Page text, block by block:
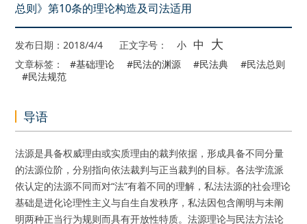
总则》第10条的理论构造及司法适用
发布日期：2018/4/4 正文字号： 小 中 大
文章标签： #基础理论 #民法的渊源 #民法典
#民法总则
#民法规范
导语
法源是具备权威理由或实质理由的裁判依据，形成具备不同分量
的法源位阶，分别指向依法裁判与正当裁判的目标。各法学流派
依认定的法源不同而对“法”有着不同的理解，私法法源的社会理论
基础是进化论理性主义与自生自发秩序，私法因包含阐明与未阐
明两种正当行为规则而具有开放性特质。法源理论与民法方法论